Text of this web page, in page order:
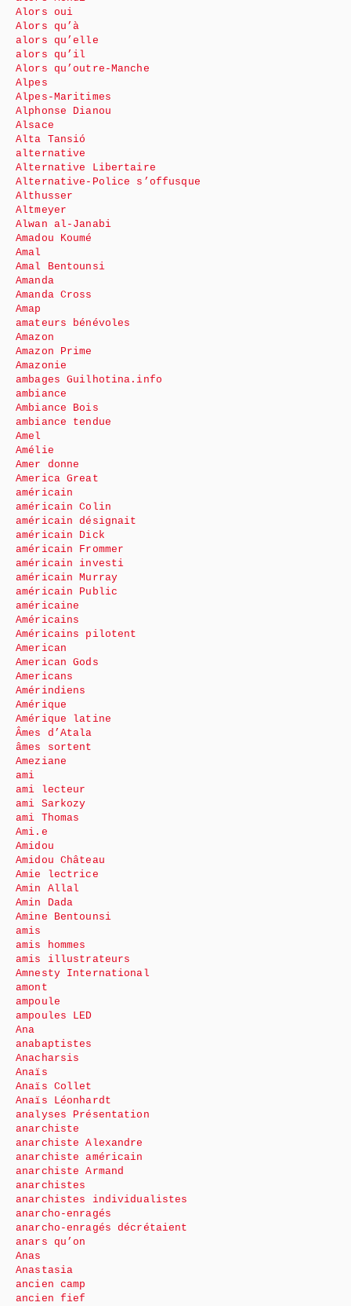
Alors oui
Alors qu’à
alors qu’elle
alors qu’il
Alors qu’outre-Manche
Alpes
Alpes-Maritimes
Alphonse Dianou
Alsace
Alta Tansió
alternative
Alternative Libertaire
Alternative-Police s’offusque
Althusser
Altmeyer
Alwan al-Janabi
Amadou Koumé
Amal
Amal Bentounsi
Amanda
Amanda Cross
Amap
amateurs bénévoles
Amazon
Amazon Prime
Amazonie
ambages Guilhotina.info
ambiance
Ambiance Bois
ambiance tendue
Amel
Amélie
Amer donne
America Great
américain
américain Colin
américain désignait
américain Dick
américain Frommer
américain investi
américain Murray
américain Public
américaine
Américains
Américains pilotent
American
American Gods
Americans
Amérindiens
Amérique
Amérique latine
Âmes d’Atala
âmes sortent
Ameziane
ami
ami lecteur
ami Sarkozy
ami Thomas
Ami.e
Amidou
Amidou Château
Amie lectrice
Amin Allal
Amin Dada
Amine Bentounsi
amis
amis hommes
amis illustrateurs
Amnesty International
amont
ampoule
ampoules LED
Ana
anabaptistes
Anacharsis
Anaïs
Anaïs Collet
Anaïs Léonhardt
analyses Présentation
anarchiste
anarchiste Alexandre
anarchiste américain
anarchiste Armand
anarchistes
anarchistes individualistes
anarcho-enragés
anarcho-enragés décrétaient
anars qu’on
Anas
Anastasia
ancien camp
ancien fief